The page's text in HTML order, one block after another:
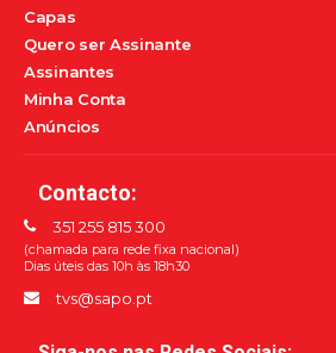
Capas
Quero ser Assinante
Assinantes
Minha Conta
Anúncios
Contacto:
351 255 815 300
(chamada para rede fixa nacional)
Dias úteis das 10h às 18h30
tvs@sapo.pt